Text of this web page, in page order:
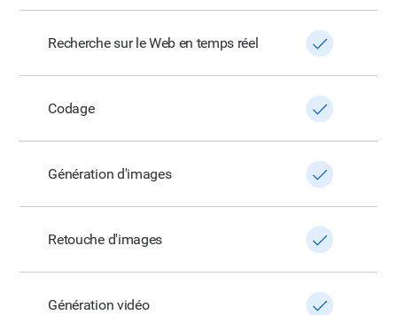
Recherche sur le Web en temps réel
Codage
Génération d'images
Retouche d'images
Génération vidéo